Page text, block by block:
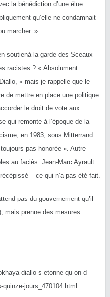
la bénédiction d’une élue
qu’elle ne condamnait
marcher. »
soutienà la garde des Sceaux
racistes ? « Absolument
« mais je rappelle que le
de mettre en place une politique
le droit de vote aux
qui remonte à l’époque de la
en 1983, sous Mitterrand…
pas honorée ». Autre
au faciès. Jean-Marc Ayrault
– ce qui n’a pas été fait.
pas du gouvernement qu’il
mais prenne des mesures
diallo-s-etonne-qu-on-d
quinze-jours_470104.html